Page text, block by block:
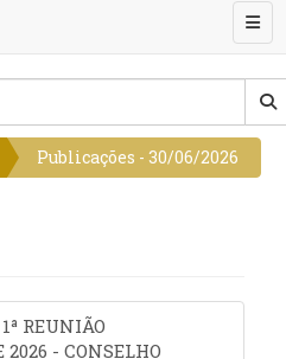
Publicações - 30/06/2026
REUNIÃO
- CONSELHO